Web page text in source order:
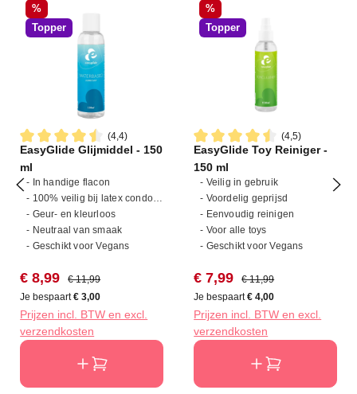
Korting
%
Topper
(4,4)
Gemiddelde waardering van 4.4 van 5 sterren
EasyGlide Glijmiddel - 150
ml
- In handige flacon
- 100% veilig bij latex condooms
- Geur- en kleurloos
- Neutraal van smaak
- Geschikt voor Vegans
Verkoopprijs:
€ 8,99 Normale prijs:
€ 11,99
Je bespaart€ 3,00
Prijzen incl. BTW en excl.
verzendkosten
Korting
%
Topper
(4,5)
Gemiddelde waardering van
EasyGlide Toy Reiniger -
150 ml
- Veilig in gebruik
- Voordelig geprijsd
- Eenvoudig reinigen
- Voor alle toys
- Geschikt voor Vegans
Verkoopprijs:
€ 7,99 Normale prijs:
€ 11,99
Je bespaart€ 4,00
Prijzen incl. BTW en excl.
verzendkosten